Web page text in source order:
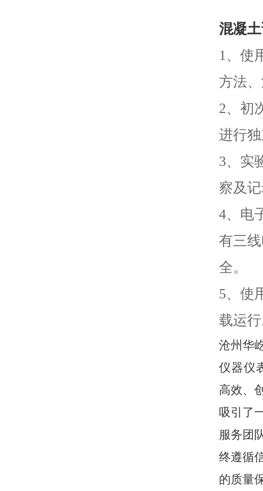
混凝
1、使
方法
2、初
进行
3、实
察及
4、电
有三
全。
5、使
载运
沧州华
仪器仪
高效、
吸引了
服务团
终遵循
的质量